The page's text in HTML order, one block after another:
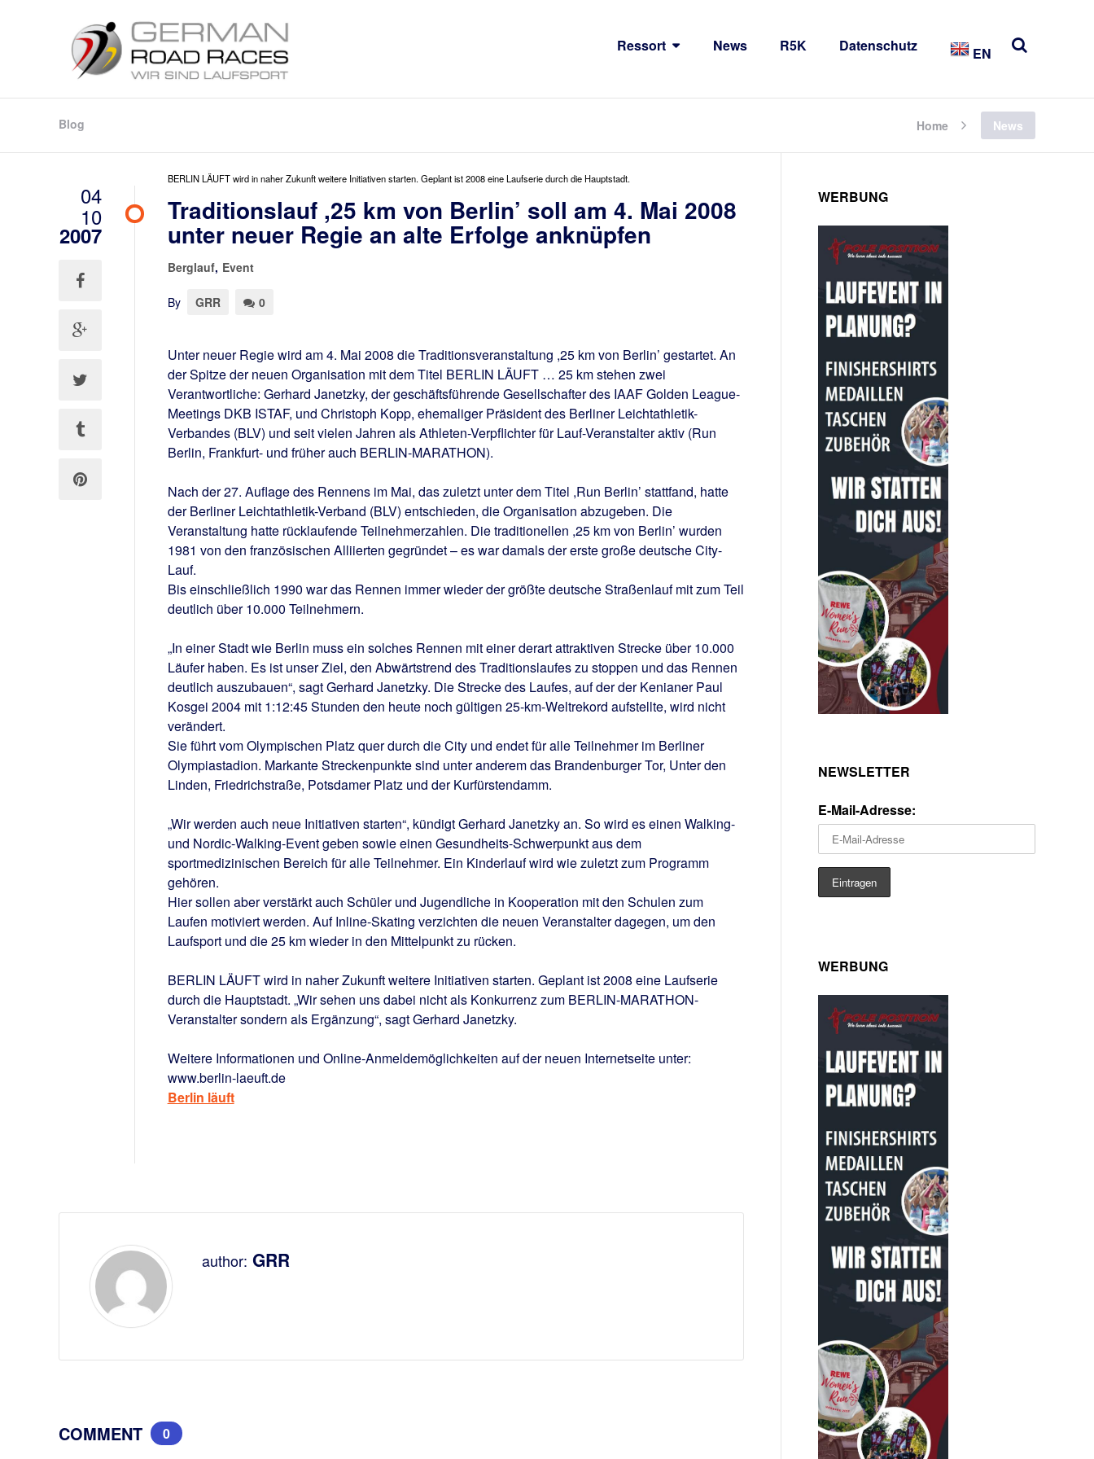
Ressort News R5K Datenschutz EN
Blog Home News
04
10
2007
BERLIN LÄUFT wird in naher Zukunft weitere Initiativen starten. Geplant ist 2008 eine Laufserie durch die Hauptstadt.
Traditionslauf ,25 km von Berlin’ soll am 4. Mai 2008
unter neuer Regie an alte Erfolge anknüpfen
Berglauf, Event
By GRR 0
Unter neuer Regie wird am 4. Mai 2008 die Traditionsveranstaltung ,25 km von Berlin’ gestartet. An
der Spitze der neuen Organisation mit dem Titel BERLIN LÄUFT … 25 km stehen zwei
Verantwortliche: Gerhard Janetzky, der geschäftsführende Gesellschafter des IAAF Golden League-
Meetings DKB ISTAF, und Christoph Kopp, ehemaliger Präsident des Berliner Leichtathletik-
Verbandes (BLV) und seit vielen Jahren als Athleten-Verpflichter für Lauf-Veranstalter aktiv (Run
Berlin, Frankfurt- und früher auch BERLIN-MARATHON).
Nach der 27. Auflage des Rennens im Mai, das zuletzt unter dem Titel ,Run Berlin’ stattfand, hatte
der Berliner Leichtathletik-Verband (BLV) entschieden, die Organisation abzugeben. Die
Veranstaltung hatte rücklaufende Teilnehmerzahlen. Die traditionellen ,25 km von Berlin’ wurden
1981 von den französischen Alliierten gegründet – es war damals der erste große deutsche City-
Lauf.
Bis einschließlich 1990 war das Rennen immer wieder der größte deutsche Straßenlauf mit zum Teil
deutlich über 10.000 Teilnehmern.
„In einer Stadt wie Berlin muss ein solches Rennen mit einer derart attraktiven Strecke über 10.000
Läufer haben. Es ist unser Ziel, den Abwärtstrend des Traditionslaufes zu stoppen und das Rennen
deutlich auszubauen“, sagt Gerhard Janetzky. Die Strecke des Laufes, auf der der Kenianer Paul
Kosgei 2004 mit 1:12:45 Stunden den heute noch gültigen 25-km-Weltrekord aufstellte, wird nicht
verändert.
Sie führt vom Olympischen Platz quer durch die City und endet für alle Teilnehmer im Berliner
Olympiastadion. Markante Streckenpunkte sind unter anderem das Brandenburger Tor, Unter den
Linden, Friedrichstraße, Potsdamer Platz und der Kurfürstendamm.
„Wir werden auch neue Initiativen starten“, kündigt Gerhard Janetzky an. So wird es einen Walking-
und Nordic-Walking-Event geben sowie einen Gesundheits-Schwerpunkt aus dem
sportmedizinischen Bereich für alle Teilnehmer. Ein Kinderlauf wird wie zuletzt zum Programm
gehören.
Hier sollen aber verstärkt auch Schüler und Jugendliche in Kooperation mit den Schulen zum
Laufen motiviert werden. Auf Inline-Skating verzichten die neuen Veranstalter dagegen, um den
Laufsport und die 25 km wieder in den Mittelpunkt zu rücken.
BERLIN LÄUFT wird in naher Zukunft weitere Initiativen starten. Geplant ist 2008 eine Laufserie
durch die Hauptstadt. „Wir sehen uns dabei nicht als Konkurrenz zum BERLIN-MARATHON-
Veranstalter sondern als Ergänzung“, sagt Gerhard Janetzky.
Weitere Informationen und Online-Anmeldemöglichkeiten auf der neuen Internetseite unter:
www.berlin-laeuft.de
Berlin läuft
author: GRR
COMMENT 0
WERBUNG
NEWSLETTER
E-Mail-Adresse:
WERBUNG